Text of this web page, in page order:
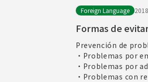
Foreign Language
Formas de
Prevención de
・Problemas por
・Problemas por
・Problemas con